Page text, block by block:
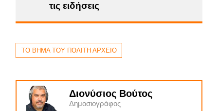
τις ειδήσεις
ΤΟ ΒΗΜΑ ΤΟΥ ΠΟΛΙΤΗ ΑΡΧΕΙΟ
Διονύσιος Βούτος
Δημοσιογράφος